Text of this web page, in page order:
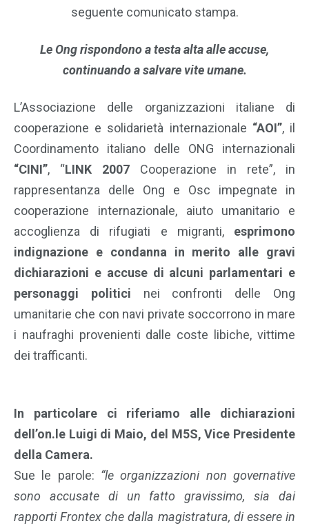
seguente comunicato stampa.
Le Ong rispondono a testa alta alle accuse,
continuando a salvare vite umane.
L’Associazione delle organizzazioni italiane di
cooperazione e solidarietà internazionale “AOI”, il
Coordinamento italiano delle ONG internazionali
“CINI”, “LINK 2007 Cooperazione in rete”, in
rappresentanza delle Ong e Osc impegnate in
cooperazione internazionale, aiuto umanitario e
accoglienza di rifugiati e migranti, esprimono
indignazione e condanna in merito alle gravi
dichiarazioni e accuse di alcuni parlamentari e
personaggi politici nei confronti delle Ong
umanitarie che con navi private soccorrono in mare
i naufraghi provenienti dalle coste libiche, vittime
dei trafficanti.
In particolare ci riferiamo alle dichiarazioni
dell’on.le Luigi di Maio, del M5S, Vice Presidente
della Camera.
Sue le parole: “le organizzazioni non governative
sono accusate di un fatto gravissimo, sia dai
rapporti Frontex che dalla magistratura, di essere in